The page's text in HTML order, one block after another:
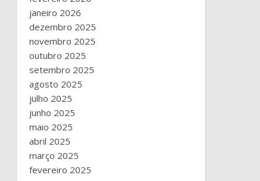
janeiro 2026
dezembro 2025
novembro 2025
outubro 2025
setembro 2025
agosto 2025
julho 2025
junho 2025
maio 2025
abril 2025
março 2025
fevereiro 2025